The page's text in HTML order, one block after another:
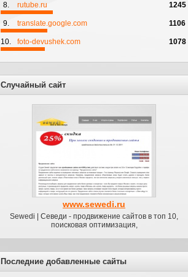
8. rutube.ru 1245
9. translate.google.com 1106
10. foto-devushek.com 1078
Случайный сайт
www.sewedi.ru
Sewedi | Севеди - продвижение сайтов в топ 10,
поисковая оптимизация,
Последние добавленные сайты